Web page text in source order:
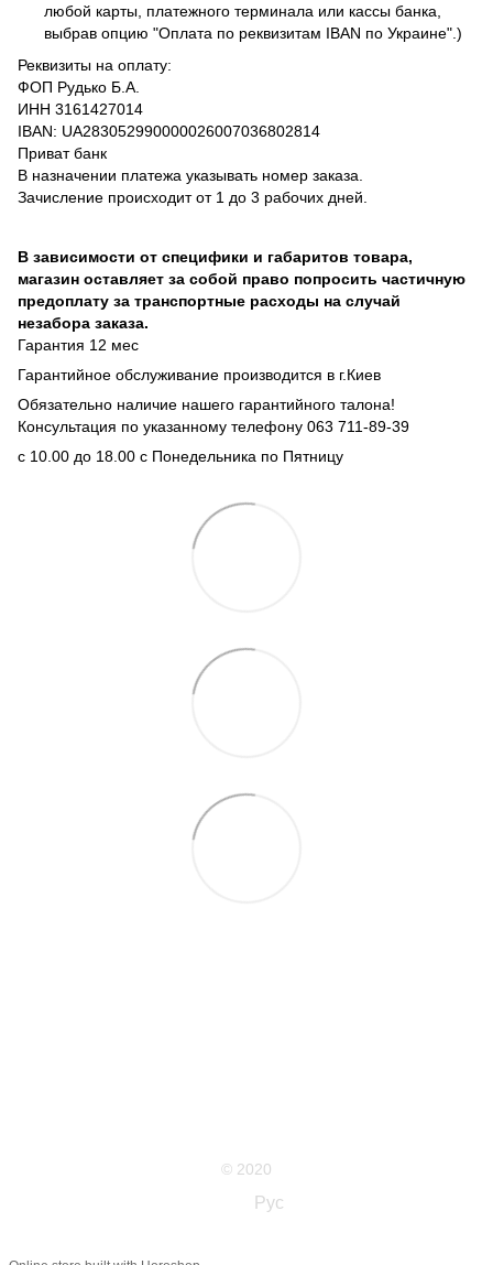
любой карты, платежного терминала или кассы банка,
выбрав опцию "Оплата по реквизитам IBAN по Украине".)
Реквизиты на оплату:
ФОП Рудько Б.А.
ИНН 3161427014
IBAN: UA283052990000026007036802814
Приват банк
В назначении платежа указывать номер заказа.
Зачисление происходит от 1 до 3 рабочих дней.
В зависимости от специфики и габаритов товара,
магазин оставляет за собой право попросить частичную
предоплату за транспортные расходы на случай
незабора заказа.
Гарантия 12 мес
Гарантийное обслуживание производится в г.Киев
Обязательно наличие нашего гарантийного талона!
Консультация по указанному телефону 063 711-89-39
с 10.00 до 18.00 с Понедельника по Пятницу
© 2020
Рус